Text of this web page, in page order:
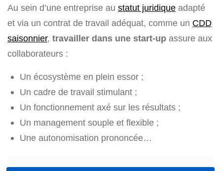
Au sein d’une entreprise au statut juridique adapté
et via un contrat de travail adéquat, comme un CDD
saisonnier, travailler dans une start-up assure aux
collaborateurs :
Un écosystème en plein essor ;
Un cadre de travail stimulant ;
Un fonctionnement axé sur les résultats ;
Un management souple et flexible ;
Une autonomisation prononcée…